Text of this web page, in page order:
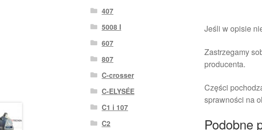
Jeśli w opisie
Zastrzegamy
producenta.
Części
sprawności na
Podobne
407
5008 I
607
807
C-crosser
C-ELYSÉE
C1 i 107
C2